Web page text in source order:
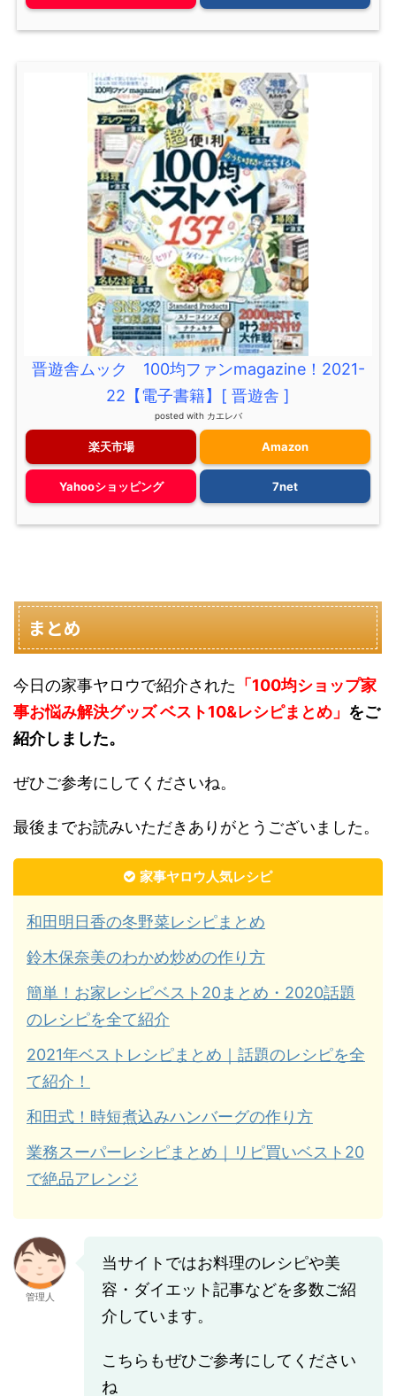
晋遊舎ムック 100均ファンmagazine！2021-
22【電子書籍】[ 晋遊舎 ]
posted with カエレバ
楽天市場 Amazon
Yahooショッピング 7net
まとめ
今日の家事ヤロウで紹介された 「100均ショップ家
事お悩み解決グッズ ベスト10&レシピまとめ」 をご
紹介しました。
ぜひご参考にしてくださいね。
最後までお読みいただきありがとうございました。
家事ヤロウ人気レシピ
和田明日香の冬野菜レシピまとめ
鈴木保奈美のわかめ炒めの作り方
簡単！お家レシピベスト20まとめ・2020話題
のレシピを全て紹介
2021年ベストレシピまとめ｜話題のレシピを全
て紹介！
和田式！時短煮込みハンバーグの作り方
業務スーパーレシピまとめ｜リピ買いベスト20
で絶品アレンジ
管理人
当サイトではお料理のレシピや美
容・ダイエット記事などを多数ご紹
介しています。
こちらもぜひご参考にしてください
ね